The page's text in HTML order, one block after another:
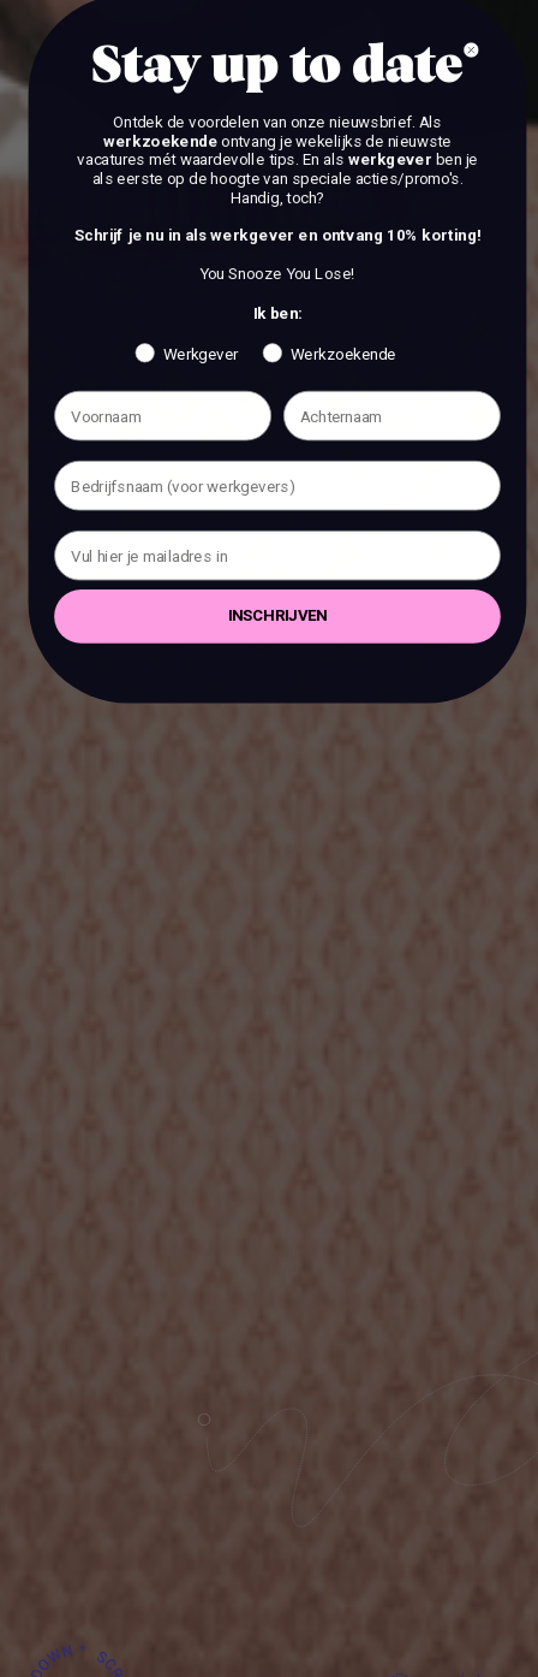
Stay up to date
Ontdek de voordelen van onze nieuwsbrief. Als
werkzoekendeontvang je wekelijks de nieuwste
vacatures mét waardevolle tips. En als werkgever ben je
als eerste op de hoogte van speciale acties/promo's.
Handig, toch?
Schrijf je nu in als werkgever en ontvang 10% korting!
You Snooze You Lose!
Ik ben:
Werkgever Werkzoekende
INSCHRIJVEN